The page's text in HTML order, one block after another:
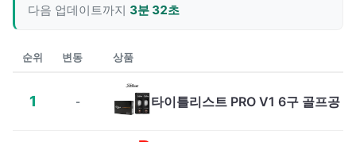
다음 업데이트까지 3분 31초
순위 변동 상품
1 - 타이틀리스트 PRO V1 6구 골프공